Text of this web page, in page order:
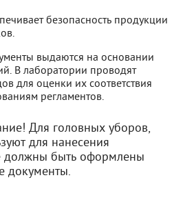
безопасность продукции
выдаются на основании
В лаборатории проводят
для оценки их соответствия
регламентов.
Для головных уборов,
для нанесения
должны быть оформлены
документы.